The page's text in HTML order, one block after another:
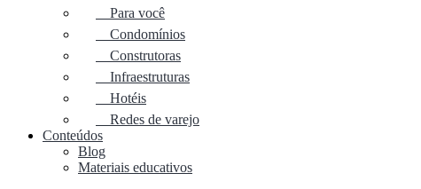
Para você
Condomínios
Construtoras
Infraestruturas
Hotéis
Redes de varejo
Conteúdos
Blog
Materiais educativos